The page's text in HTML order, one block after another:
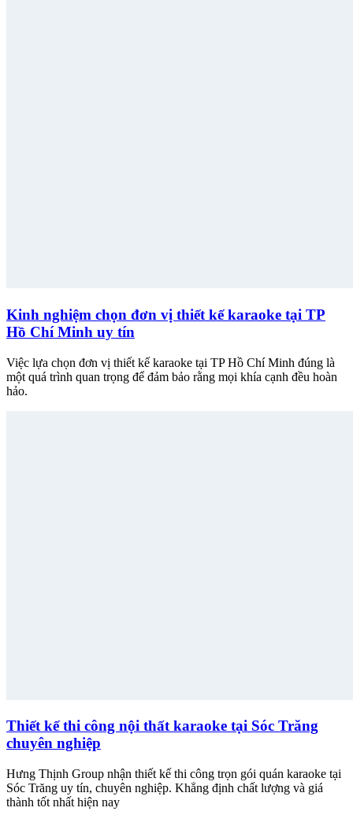
Kinh nghiệm chọn đơn vị thiết kế karaoke tại TP
Hồ Chí Minh uy tín
Việc lựa chọn đơn vị thiết kế karaoke tại TP Hồ Chí Minh đúng là
một quá trình quan trọng để đảm bảo rằng mọi khía cạnh đều hoàn
hảo.
Thiết kế thi công nội thất karaoke tại Sóc Trăng
chuyên nghiệp
Hưng Thịnh Group nhận thiết kế thi công trọn gói quán karaoke tại
Sóc Trăng uy tín, chuyên nghiệp. Khẳng định chất lượng và giá
thành tốt nhất hiện nay